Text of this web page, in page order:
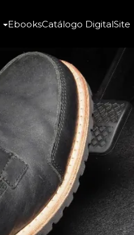
EbooksCatálogo DigitalSite